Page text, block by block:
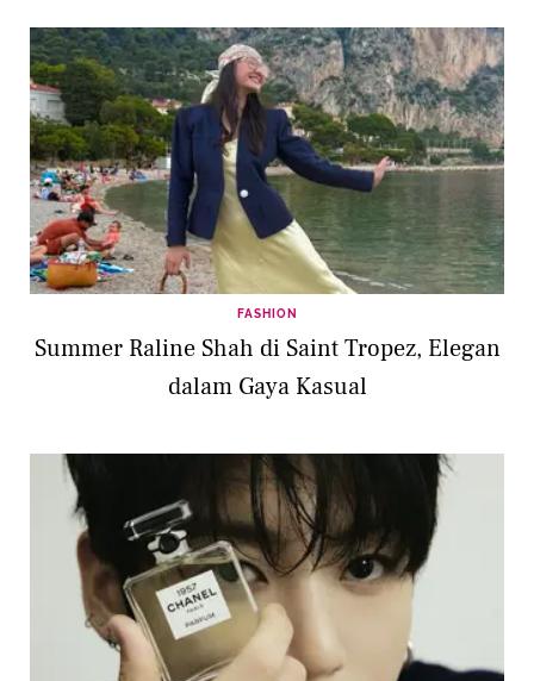
FASHION
Summer Raline Shah di Saint Tropez, Elegan
dalam Gaya Kasual